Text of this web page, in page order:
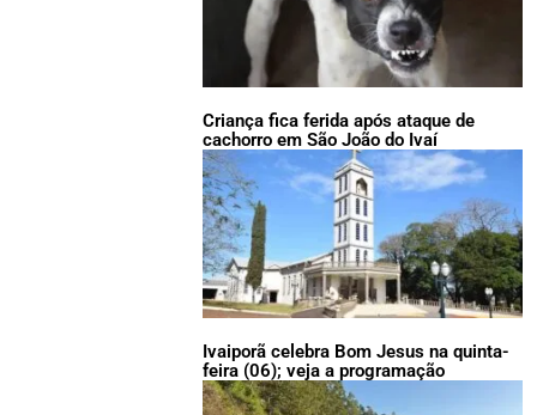
Criança fica ferida após ataque de
cachorro em São João do Ivaí
Ivaiporã celebra Bom Jesus na quinta-
feira (06); veja a programação